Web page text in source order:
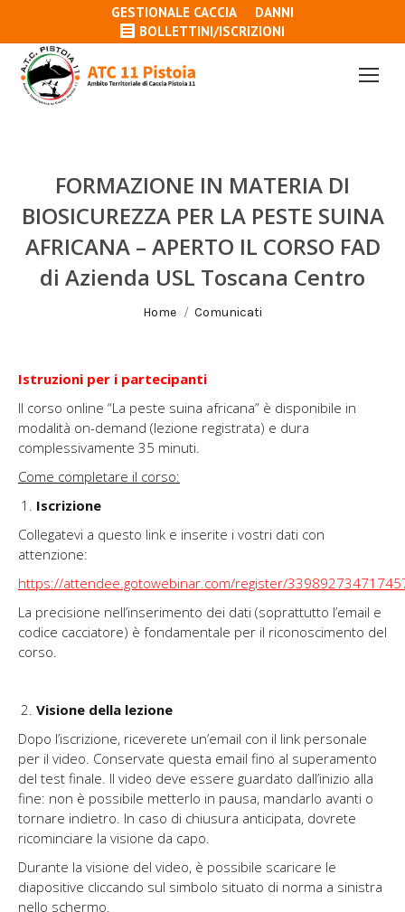
GESTIONALE CACCIA
DANNI
BOLLETTINI/ISCRIZIONI
FORMAZIONE IN MATERIA DI
BIOSICUREZZA PER LA PESTE SUINA
AFRICANA – APERTO IL CORSO FAD
di Azienda USL Toscana Centro
Tu sei qui:
Home Comunicati
Istruzioni per i partecipanti
Il corso online “La peste suina africana” è disponibile in
modalità on-demand (lezione registrata) e dura
complessivamente 35 minuti.
Come completare il corso:
Iscrizione
Collegatevi a questo link e inserite i vostri dati con
attenzione:
https://attendee.gotowebinar.com/register/
La precisione nell’inserimento dei dati (soprattutto l’email e
codice cacciatore) è fondamentale per il riconoscimento del
corso.
Visione della lezione
Dopo l’iscrizione, riceverete un’email con il link personale
per il video. Conservate questa email fino al superamento
del test finale. Il video deve essere guardato dall’inizio alla
fine: non è possibile metterlo in pausa, mandarlo avanti o
tornare indietro. In caso di chiusura anticipata, dovrete
ricominciare la visione da capo.
Durante la visione del video, è possibile scaricare le
diapositive cliccando sul simbolo situato di norma a sinistra
nello schermo.